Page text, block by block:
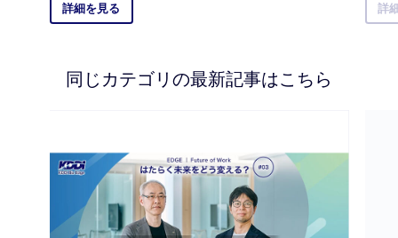
詳細を見る 詳
同じカテゴリの最新記事はこちら